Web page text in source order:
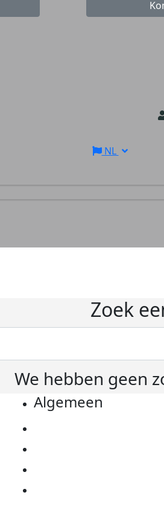
NL
Zoek
We hebben geen
Algemeen